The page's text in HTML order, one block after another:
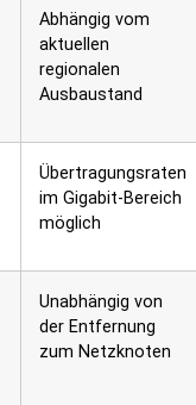
Abhängig vom
aktuellen
regionalen
Ausbaustand
Übertragungsraten
im Gigabit-Bereich
möglich
Unabhängig von
der Entfernung
zum Netzknoten